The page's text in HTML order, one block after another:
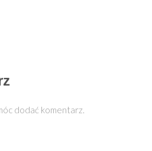
dodać komentarz.